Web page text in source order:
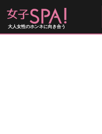
大人女性のホンネに向き合う